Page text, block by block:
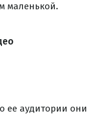
маленькой.
ее аудитории они